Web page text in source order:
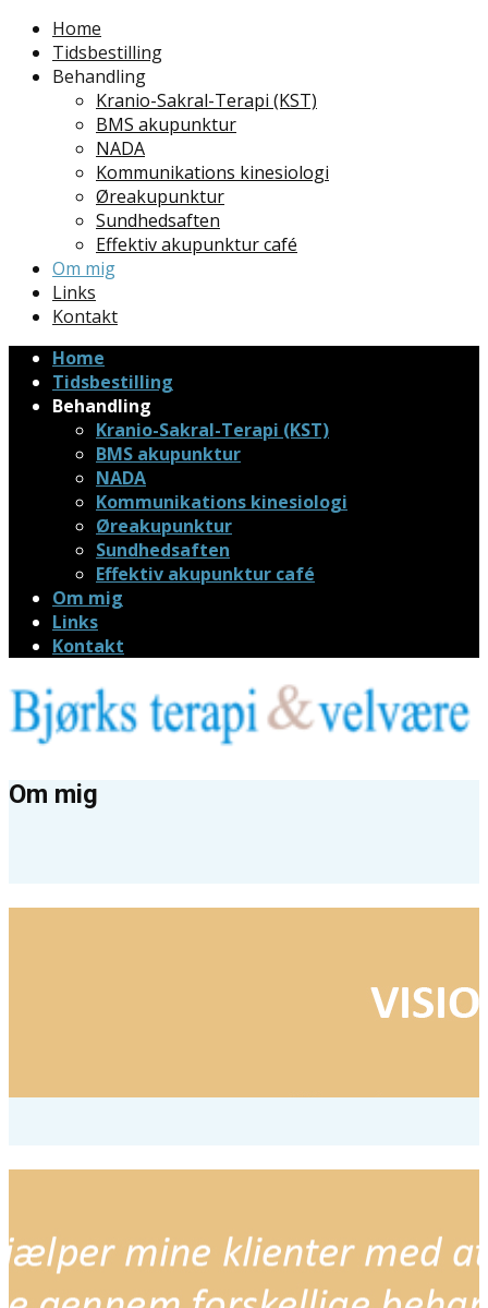
Home
Tidsbestilling
Behandling
Kranio-Sakral-Terapi (KST)
BMS akupunktur
NADA
Kommunikations kinesiologi
Øreakupunktur
Sundhedsaften
Effektiv akupunktur café
Om mig
Links
Kontakt
Home
Tidsbestilling
Behandling
Kranio-Sakral-Terapi (KST)
BMS akupunktur
NADA
Kommunikations kinesiologi
Øreakupunktur
Sundhedsaften
Effektiv akupunktur café
Om mig
Links
Kontakt
Om mig